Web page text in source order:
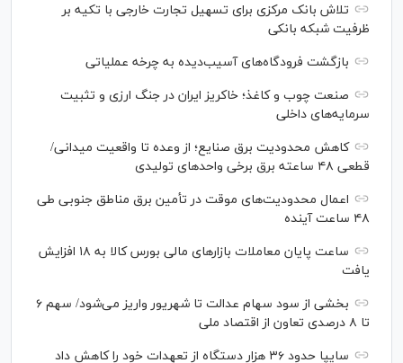
تلاش بانک مرکزی برای تسهیل تجارت خارجی با تکیه بر
ظرفیت شبکه بانکی
بازگشت فرودگاه‌های آسیب‌دیده به چرخه عملیاتی
صنعت چوب و کاغذ؛ خاکریز ایران در جنگ ارزی و تثبیت
سرمایه‌های داخلی
کاهش محدودیت برق صنایع؛ از وعده تا واقعیت میدانی/
قطعی ۴۸ ساعته برق برخی واحد‌های تولیدی
اعمال محدودیت‌های موقت در تأمین برق مناطق جنوبی طی
۴۸ ساعت آینده
ساعت پایان معاملات بازار‌های مالی بورس کالا به ۱۸ افزایش
یافت
بخشی از سود سهام عدالت تا شهریور واریز می‌شود/ سهم ۶
تا ۸ درصدی تعاون از اقتصاد ملی
سایپا حدود ۳۶ هزار دستگاه از تعهدات خود را کاهش داد